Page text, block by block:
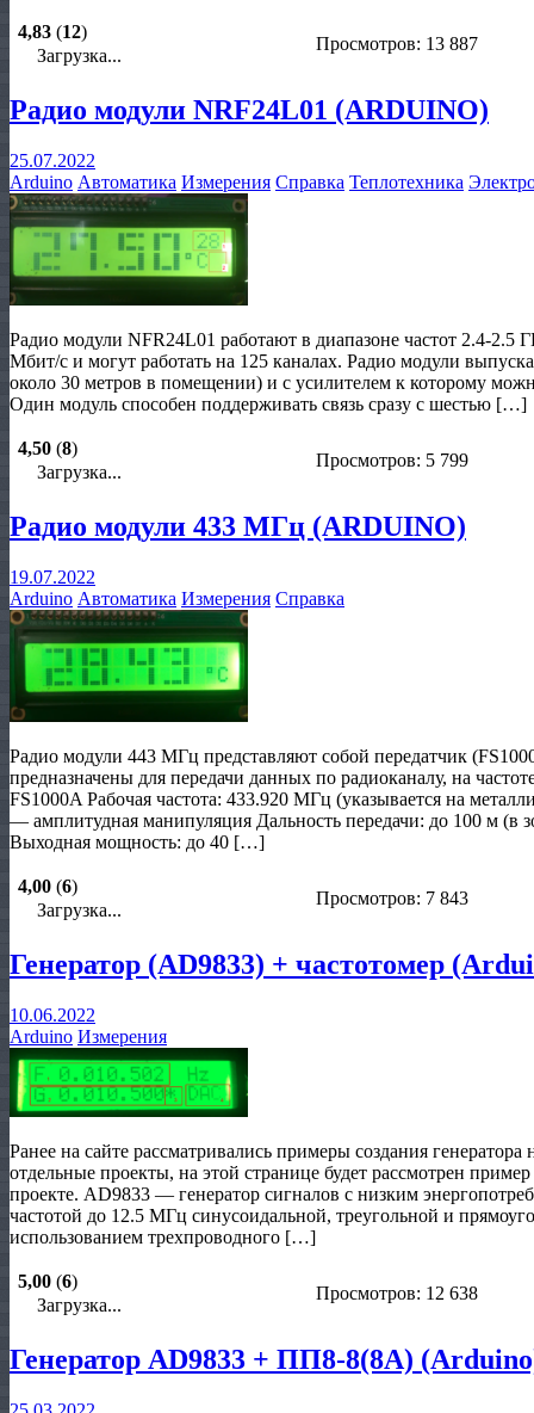
4,83 (12)
Загрузка...
Просмотров: 13 887
Радио модули NRF24L01 (ARDUINO)
25.07.2022
Arduino Автоматика Измерения Справка Теплотехника
Радио модули NFR24L01 работают в диапазоне частот 2.4-2.5
Мбит/с и могут работать на 125 каналах. Радио модули
около 30 метров в помещении) и с усилителем к которому
Один модуль способен поддерживать связь сразу с шестью […]
4,50 (8)
Загрузка...
Просмотров: 5 799
Радио модули 433 МГц (ARDUINO)
19.07.2022
Arduino Автоматика Измерения Справка
Радио модули 443 МГц представляют собой передатчик
предназначены для передачи данных по радиоканалу, на
FS1000A Рабочая частота: 433.920 МГц (указывается на
— амплитудная манипуляция Дальность передачи: до 100 м (в
Выходная мощность: до 40 […]
4,00 (6)
Загрузка...
Просмотров: 7 843
Генератор (AD9833) + частотомер
10.06.2022
Arduino Измерения
Ранее на сайте рассматривались примеры создания
отдельные проекты, на этой странице будет рассмотрен
проекте. AD9833 — генератор сигналов с низким
частотой до 12.5 МГц синусоидальной, треугольной и
использованием трехпроводного […]
5,00 (6)
Загрузка...
Просмотров: 12 638
Генератор AD9833 + ПП8-8(8А)